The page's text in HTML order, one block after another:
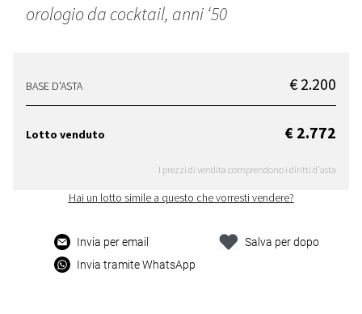
orologio da cocktail, anni ‘50
BASE D'ASTA € 2.200
Lotto venduto € 2.772
I prezzi di vendita comprendono i diritti d'asta
Hai un lotto simile a questo che vorresti vendere?
Invia per email
Invia tramite WhatsApp
Salva per dopo